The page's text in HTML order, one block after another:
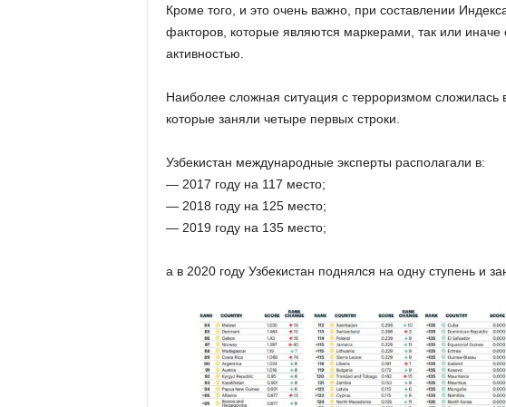
Кроме того, и это очень важно, при составлении
факторов, которые являются маркерами, так или иначе
активностью.
Наиболее сложная ситуация с терроризмом сложилась
которые заняли четыре первых строки.
Узбекистан международные эксперты располагали в:
— 2017 году на 117 место;
— 2018 году на 125 место;
— 2019 году на 135 место;
а в 2020 году Узбекистан поднялся на одну ступень и